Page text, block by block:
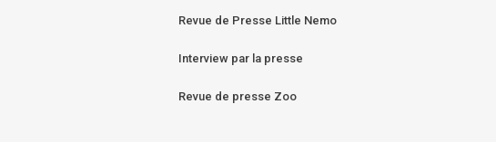
Revue de Presse Little Nemo
Interview par la presse
Revue de presse Zoo